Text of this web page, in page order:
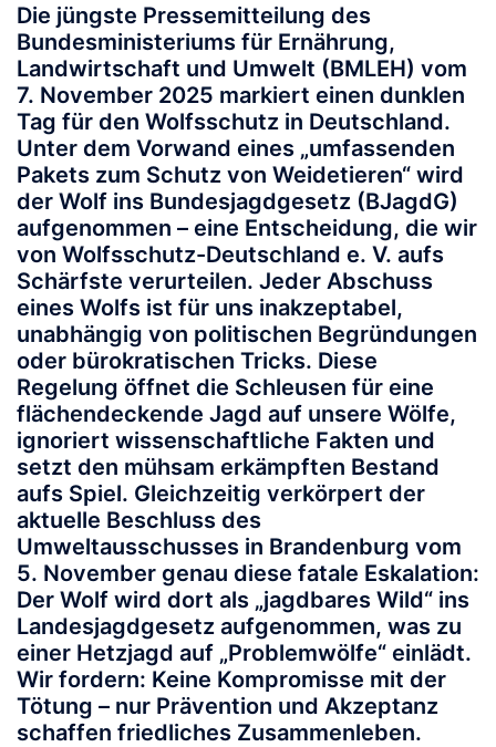
Die jüngste Pressemitteilung des
Bundesministeriums für Ernährung,
Landwirtschaft und Umwelt (BMLEH) vom
7. November 2025 markiert einen dunklen
Tag für den Wolfsschutz in Deutschland.
Unter dem Vorwand eines „umfassenden
Pakets zum Schutz von Weidetieren“ wird
der Wolf ins Bundesjagdgesetz (BJagdG)
aufgenommen – eine Entscheidung, die wir
von Wolfsschutz-Deutschland e. V. aufs
Schärfste verurteilen. Jeder Abschuss
eines Wolfs ist für uns inakzeptabel,
unabhängig von politischen Begründungen
oder bürokratischen Tricks. Diese
Regelung öffnet die Schleusen für eine
flächendeckende Jagd auf unsere Wölfe,
ignoriert wissenschaftliche Fakten und
setzt den mühsam erkämpften Bestand
aufs Spiel. Gleichzeitig verkörpert der
aktuelle Beschluss des
Umweltausschusses in Brandenburg vom
5. November genau diese fatale Eskalation:
Der Wolf wird dort als „jagdbares Wild“ ins
Landesjagdgesetz aufgenommen, was zu
einer Hetzjagd auf „Problemwölfe“ einlädt.
Wir fordern: Keine Kompromisse mit der
Tötung – nur Prävention und Akzeptanz
schaffen friedliches Zusammenleben.